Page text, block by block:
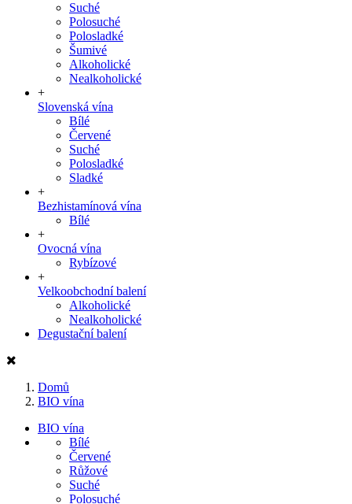
Suché
Polosuché
Polosladké
Šumivé
Alkoholické
Nealkoholické
+
Slovenská vína
Bílé
Červené
Suché
Polosladké
Sladké
+
Bezhistamínová vína
Bílé
+
Ovocná vína
Rybízové
+
Velkoobchodní balení
Alkoholické
Nealkoholické
Degustační balení
Domů
BIO vína
BIO vína
Bílé
Červené
Růžové
Suché
Polosuché